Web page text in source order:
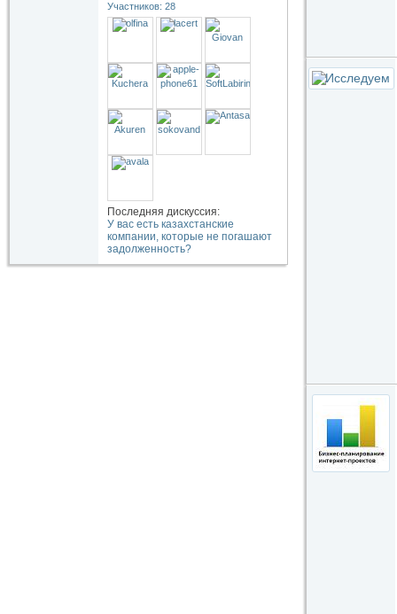
Участников: 28
Последняя дискуссия:
У вас есть казахстанские
компании, которые не погашают
задолженность?